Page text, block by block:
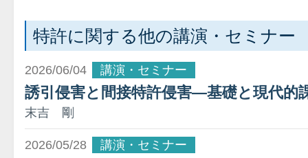
特許に関する他の講演・セミナー
2026/06/04 講演・セミナー
誘引侵害と間接特許侵害―基礎と現代的
末吉 剛
2026/05/28 講演・セミナー